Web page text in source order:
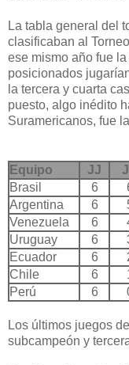
La tabla general del
clasificaban al
ese mismo año fue
posicionados
la tercera y cuarta
puesto, algo inédito
Suramericanos, fue
Equipo JJ
Brasil
6
Argentina
6
Venezuela
6
Uruguay
6
Ecuador
6
Chile
6
Perú
6
Los últimos juegos
subcampeón y